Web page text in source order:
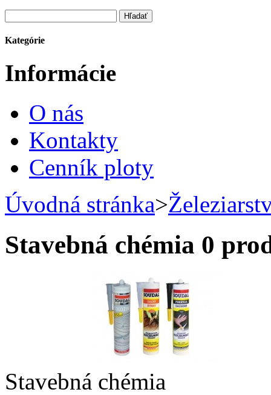
Kategórie
Informácie
O nás
Kontakty
Cenník ploty
Úvodná stránka>
Stavebná chémia 0
Stavebná chémia